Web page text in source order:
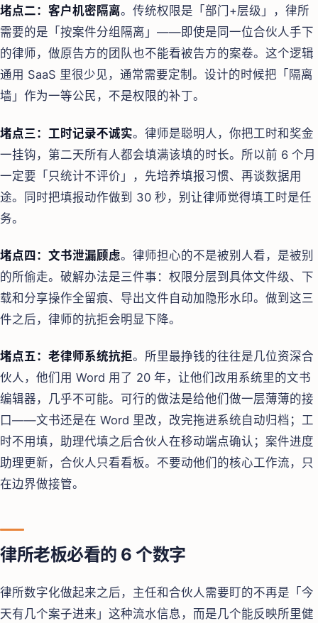
堵点二：客户机密隔离。传统权限是「部门+层级」，律所
需要的是「按案件分组隔离」——即使是同一位合伙人手下
的律师，做原告方的团队也不能看被告方的案卷。这个逻辑
通用 SaaS 里很少见，通常需要定制。设计的时候把「隔离
墙」作为一等公民，不是权限的补丁。
堵点三：工时记录不诚实。律师是聪明人，你把工时和奖金
一挂钩，第二天所有人都会填满该填的时长。所以前 6 个月
一定要「只统计不评价」，先培养填报习惯、再谈数据用
途。同时把填报动作做到 30 秒，别让律师觉得填工时是任
务。
堵点四：文书泄漏顾虑。律师担心的不是被别人看，是被别
的所偷走。破解办法是三件事：权限分层到具体文件级、下
载和分享操作全留痕、导出文件自动加隐形水印。做到这三
件之后，律师的抗拒会明显下降。
堵点五：老律师系统抗拒。所里最挣钱的往往是几位资深合
伙人，他们用 Word 用了 20 年，让他们改用系统里的文书
编辑器，几乎不可能。可行的做法是给他们做一层薄薄的接
口——文书还是在 Word 里改，改完拖进系统自动归档；工
时不用填，助理代填之后合伙人在移动端点确认；案件进度
助理更新，合伙人只看看板。不要动他们的核心工作流，只
在边界做接管。
律所老板必看的 6 个数字
律所数字化做起来之后，主任和合伙人需要盯的不再是「今
天有几个案子进来」这种流水信息，而是几个能反映所里健